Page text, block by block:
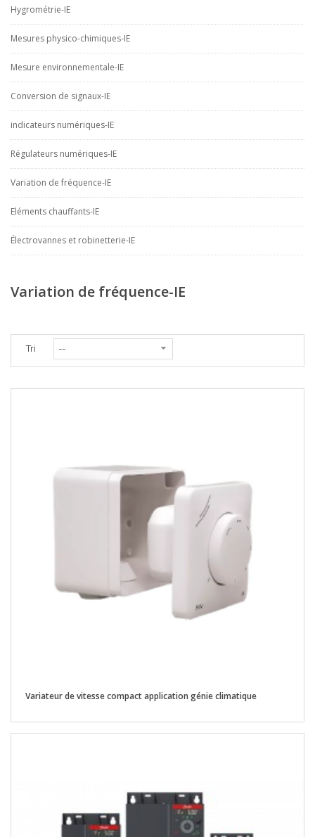
Hygrométrie-IE
Mesures physico-chimiques-IE
Mesure environnementale-IE
Conversion de signaux-IE
indicateurs numériques-IE
Régulateurs numériques-IE
Variation de fréquence-IE
Eléments chauffants-IE
Électrovannes et robinetterie-IE
Variation de fréquence-IE
Tri
Variateur de vitesse compact application génie climatique